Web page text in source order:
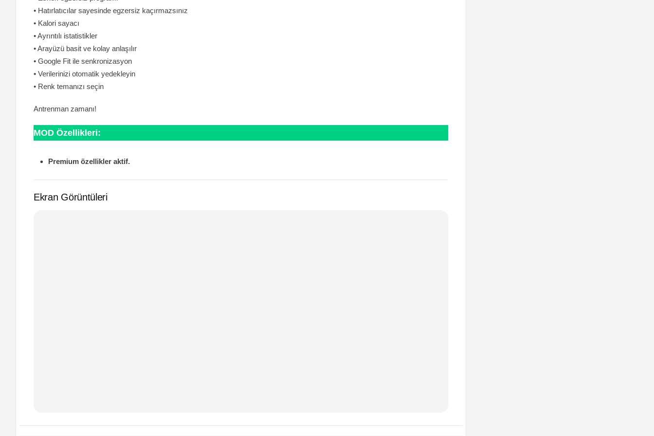
• Hatırlatıcılar sayesinde egzersiz kaçırmazsınız
• Kalori sayacı
• Ayrıntılı istatistikler
• Arayüzü basit ve kolay anlaşılır
• Google Fit ile senkronizasyon
• Verilerinizi otomatik yedekleyin
• Renk temanızı seçin
Antrenman zamanı!
MOD Özellikleri:
Premium özellikler aktif.
Ekran Görüntüleri